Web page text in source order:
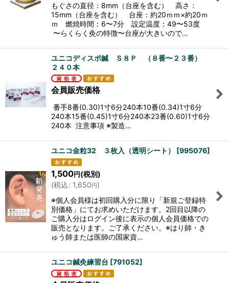
もぐさの直径：8mm（台座を含む） 高さ：
15mm（台座を含む） 台座：約20ｍｍ×約20ｍ
ｍ 燃焼時間：6〜7分 設定温度：49〜53度
〜らくらく灸の特徴〜台座が大きいので…
ユニコディスポ鍼 Ｓ８Ｐ （８番〜２３番）
２４０本
会員販売価格
番手8番(0.30)1寸6分240本10番(0.34)1寸6分
240本15番(0.45)1寸6分240本23番(0.60)1寸6分
240本 注意事項 ※製造…
ユニコ金粒32 ３枚入（透明シート） [995076]
1,500円 (税別)
(税込: 1,650円)
※個人会員様は初回購入分に限り「新規ご登録特
別価格」にてお求めいただけます。2回目以降の
ご購入分はログイン後に表示の個人会員価格での
販売となります。ご了承ください。※はり師・き
ゅう師または医師の国家資…
ユニコ鍼灸練習台 [791052]